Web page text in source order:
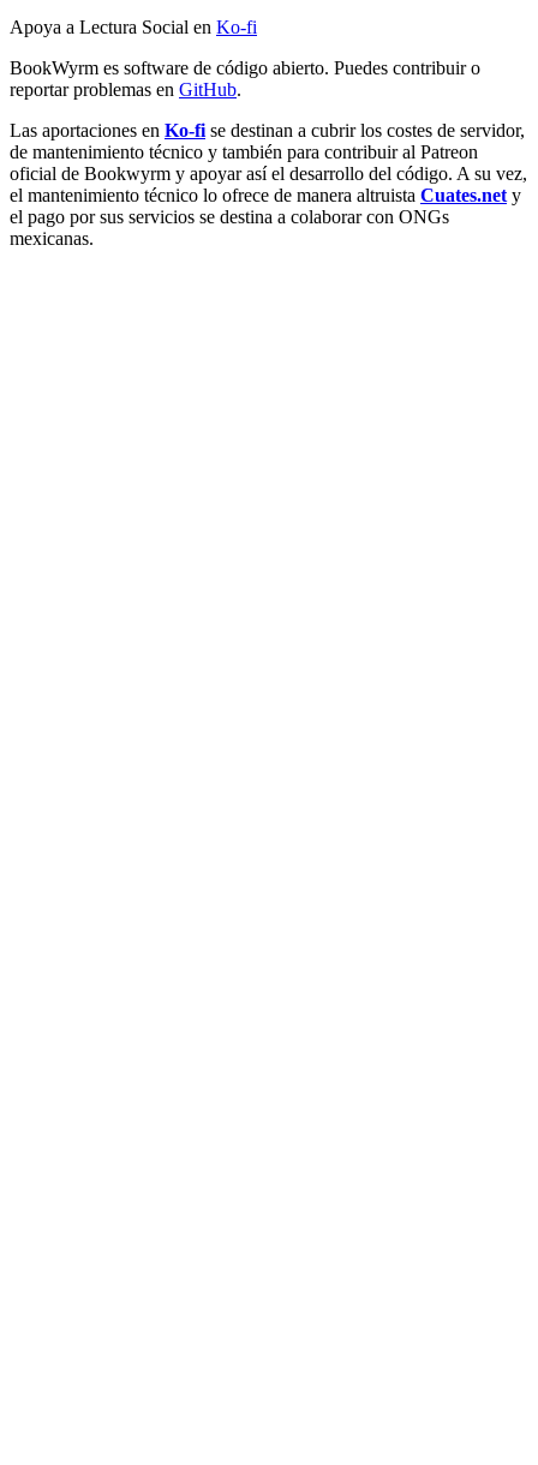
Apoya a Lectura Social en Ko-fi
BookWyrm es software de código abierto. Puedes contribuir o
reportar problemas en GitHub.
Las aportaciones en Ko-fi se destinan a cubrir los costes de servidor,
de mantenimiento técnico y también para contribuir al Patreon
oficial de Bookwyrm y apoyar así el desarrollo del código. A su vez,
el mantenimiento técnico lo ofrece de manera altruista Cuates.net y
el pago por sus servicios se destina a colaborar con ONGs
mexicanas.